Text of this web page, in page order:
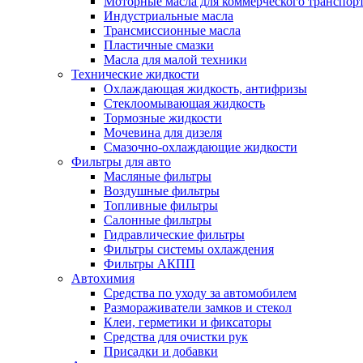
Индустриальные масла
Трансмиссионные масла
Пластичные смазки
Масла для малой техники
Технические жидкости
Охлаждающая жидкость, антифризы
Стеклоомывающая жидкость
Тормозные жидкости
Мочевина для дизеля
Смазочно-охлаждающие жидкости
Фильтры для авто
Масляные фильтры
Воздушные фильтры
Топливные фильтры
Салонные фильтры
Гидравлические фильтры
Фильтры системы охлаждения
Фильтры АКПП
Автохимия
Средства по уходу за автомобилем
Размораживатели замков и стекол
Клеи, герметики и фиксаторы
Средства для очистки рук
Присадки и добавки